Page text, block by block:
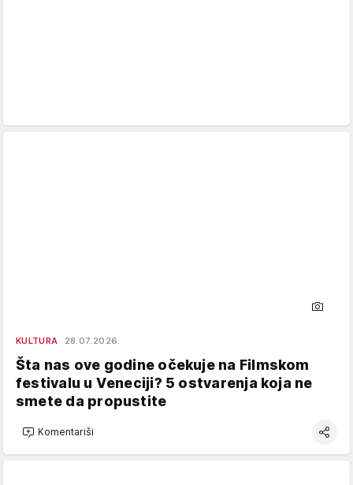
KULTURA 28.07.2026.
Šta nas ove godine očekuje na Filmskom
festivalu u Veneciji? 5 ostvarenja koja ne
smete da propustite
Komentariši